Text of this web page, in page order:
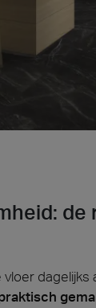
de
dagelijks